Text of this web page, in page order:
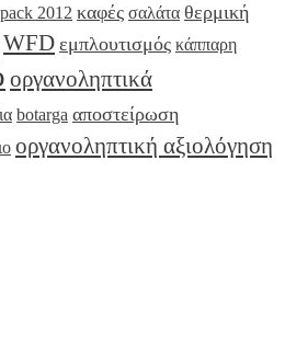
2012 καφές σαλάτα θερμική
WFD εμπλουτισμός κάππαρη
οργανοληπτικά
botarga αποστείρωση
οργανοληπτική αξιολόγηση